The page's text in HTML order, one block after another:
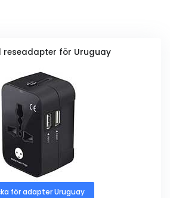
reseadapter för Uruguay
för adapter Uruguay